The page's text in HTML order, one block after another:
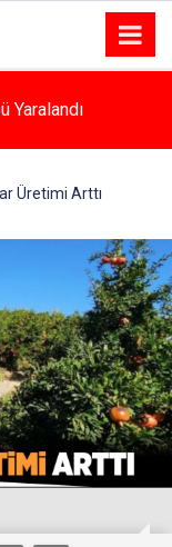
Yaralandı
Üretimi Arttı